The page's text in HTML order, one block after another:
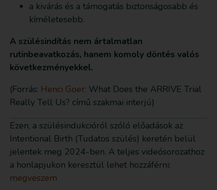
a kivárás és a támogatás biztonságosabb és
kíméletesebb.
A szülésindítás nem ártalmatlan
rutinbeavatkozás, hanem komoly döntés valós
következményekkel.
(Forrás: Henci Goer: What Does the ARRIVE Trial
Really Tell Us? című szakmai interjú)
Ezen, a szülésindukcióról szóló előadások az
Intentional Birth (Tudatos szülés) keretén belül
jelentek meg 2024-ben. A teljes videósorozathoz
a honlapjukon keresztül lehet hozzáférni:
megveszem